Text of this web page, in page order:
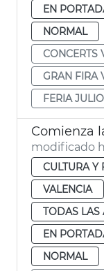
EN
NORMAL
CONCERTS
GRAN FIRA
FERIA JULIO
Comienza
modificado
CULTURA Y
VALENCIA
TODAS LAS
EN
NORMAL